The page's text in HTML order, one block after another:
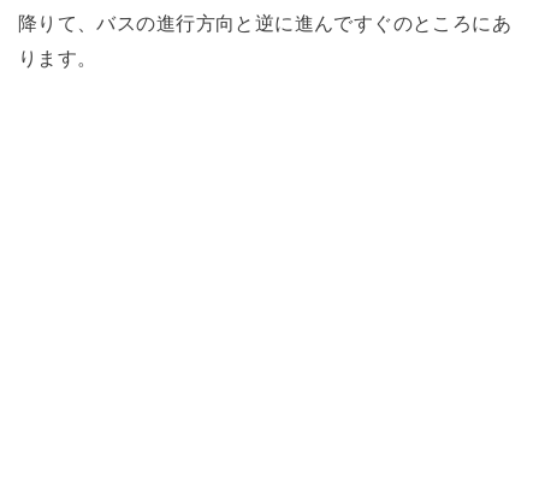
降りて、バスの進行方向と逆に進んですぐのところにあ
ります。